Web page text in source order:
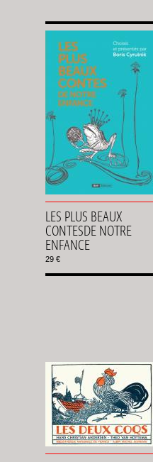
LES PLUS BEAUX
CONTESDE NOTRE
ENFANCE
29 €